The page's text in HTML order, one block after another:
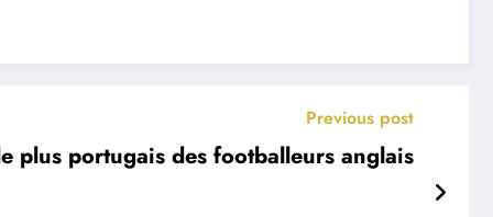
Previous post
plus portugais des footballeurs anglais